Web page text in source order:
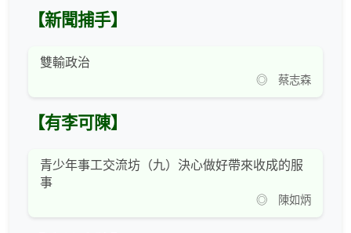
【新聞捕手】
雙輸政治
◎ 蔡志森
【有李可陳】
青少年事工交流坊（九）決心做好帶來收成的服
事
◎ 陳如炳